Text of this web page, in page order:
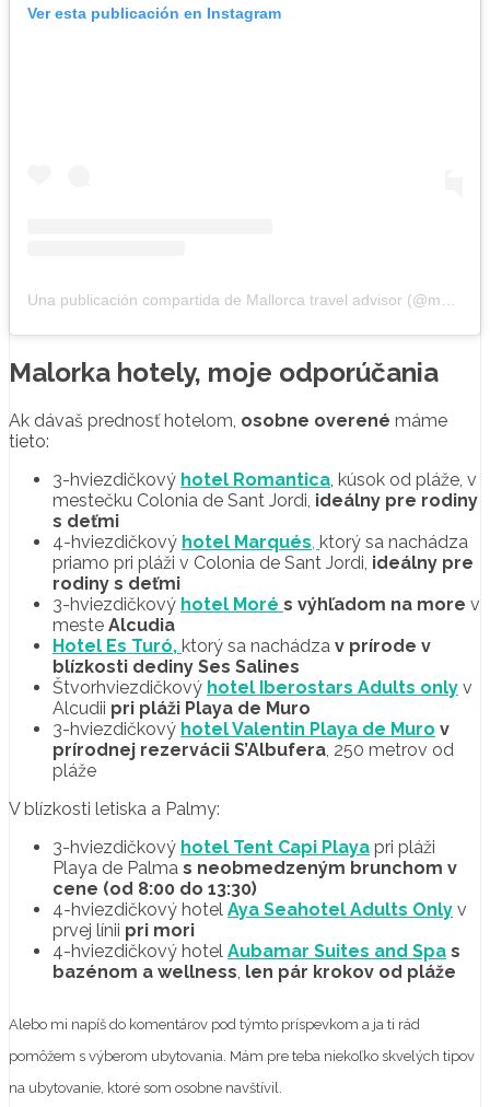
Ver esta publicación en Instagram
Malorka hotely, moje odporúčania
Ak dávaš prednosť hotelom, osobne overené máme
tieto:
3-hviezdičkový hotel Romantica, kúsok od pláže, v
mestečku Colonia de Sant Jordi, ideálny pre rodiny
s deťmi
4-hviezdičkový hotel Marqués, ktorý sa nachádza
priamo pri pláži v Colonia de Sant Jordi, ideálny pre
rodiny s deťmi
3-hviezdičkový hotel Moré s výhľadom na more v
meste Alcudia
Hotel Es Turó, ktorý sa nachádza v prírode v
blízkosti dediny Ses Salines
Štvorhviezdičkový hotel Iberostars Adults only v
Alcudii pri pláži Playa de Muro
3-hviezdičkový hotel Valentin Playa de Muro v
prírodnej rezervácii S’Albufera, 250 metrov od
pláže
V blízkosti letiska a Palmy:
3-hviezdičkový hotel Tent Capi Playa pri pláži
Playa de Palma s neobmedzeným brunchom v
cene (od 8:00 do 13:30)
4-hviezdičkový hotel Aya Seahotel Adults Only v
prvej línii pri mori
4-hviezdičkový hotel Aubamar Suites and Spa s
bazénom a wellness, len pár krokov od pláže
Alebo mi napíš do komentárov pod týmto príspevkom a ja ti rád
pomôžem s výberom ubytovania. Mám pre teba niekoľko skvelých tipov
na ubytovanie, ktoré som osobne navštívil.